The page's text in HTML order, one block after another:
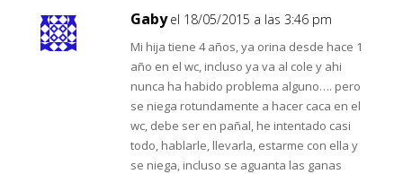
Gaby el 18/05/2015 a las 3:46 pm
Mi hija tiene 4 años, ya orina desde hace 1
año en el wc, incluso ya va al cole y ahi
nunca ha habido problema alguno…. pero
se niega rotundamente a hacer caca en el
wc, debe ser en pañal, he intentado casi
todo, hablarle, llevarla, estarme con ella y
se niega, incluso se aguanta las ganas